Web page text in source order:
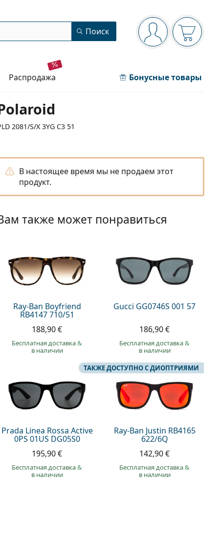
Панель навигации
Вы вошли вВаша
Поиск
распродажа Бонусные товары
2081/S/X 3YG C3 51
В настоящее время мы не продаем этот
продукт.
также может понравиться
Ray-Ban Boyfriend
RB4147 710/51
188,90 €
Бесплатная доставка&
в наличии
Gucci GG0746S 001 57
186,90 €
Бесплатная доставка&
в наличии
Prada Linea Rossa Active
0PS 01US DG05S0
195,90 €
Бесплатная доставка&
в наличии
Ray-Ban Justin RB4165
622/6Q
ТАКЖЕ ДОСТУПНО С ДИОПТРИЯМИ
142,90 €
Бесплатная доставка&
в наличии